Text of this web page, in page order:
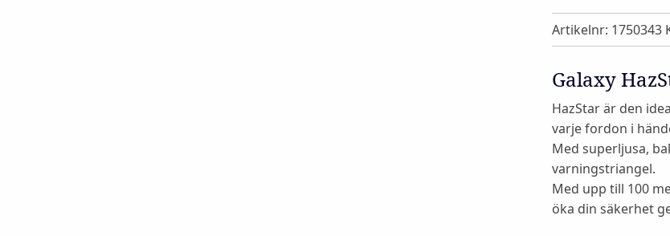
Artikelnr: 1750343
Galaxy
HazStar är den
varje fordon i
Med superljusa,
varningstriangel.
Med upp till 100
öka din säkerhet